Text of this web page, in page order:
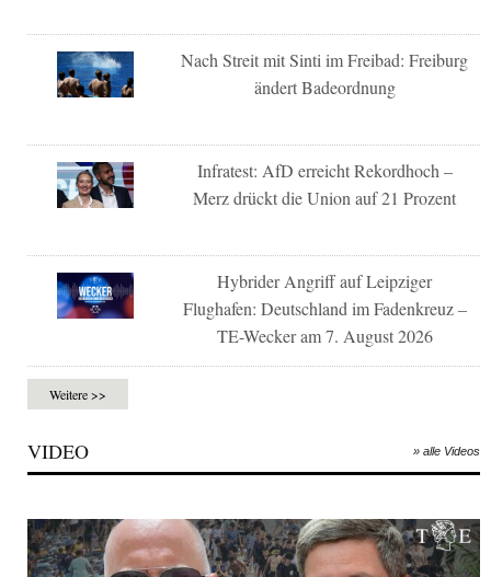
Nach Streit mit Sinti im Freibad: Freiburg
ändert Badeordnung
Infratest: AfD erreicht Rekordhoch –
Merz drückt die Union auf 21 Prozent
Hybrider Angriff auf Leipziger
Flughafen: Deutschland im Fadenkreuz –
TE-Wecker am 7. August 2026
Weitere >>
VIDEO » alle Videos